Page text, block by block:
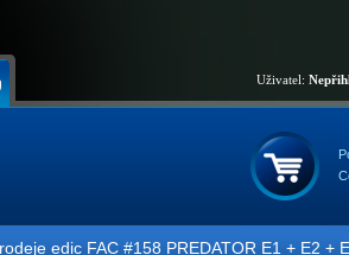
Uživatel:
edic FAC #158 PREDATOR E1 + E2